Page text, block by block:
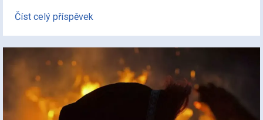
Číst celý příspěvek